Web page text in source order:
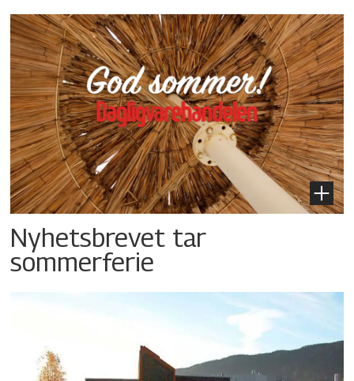
Nyhetsbrevet tar
sommerferie